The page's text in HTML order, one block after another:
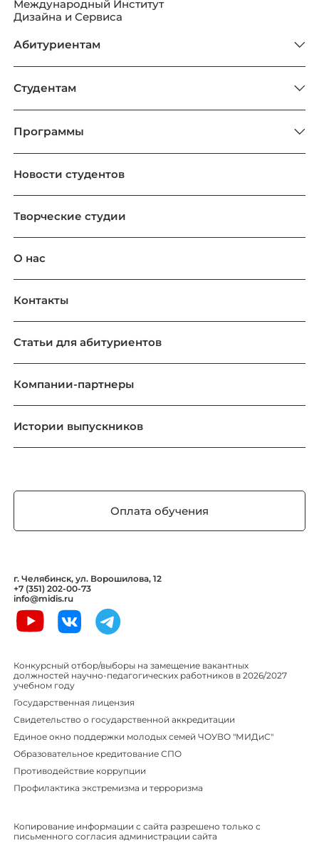
Международный Институт
Дизайна и Сервиса
Новости студентов
Творческие студии
О нас
Контакты
Статьи для абитуриентов
Компании-партнеры
Истории выпускников
Программы
Абитуриентам
Студентам
Оплата обучения
г. Челябинск, ул. Ворошилова, 12
+7 (351) 202-00-73
info@midis.ru
Конкурсный отбор/выборы на замещение вакантных
должностей научно-педагогических работников в 2026/2027
учебном году
Государственная лицензия
Свидетельство о государственной аккредитации
Единое окно поддержки молодых семей ЧОУВО "МИДиС"
Образовательное кредитование СПО
Противодействие коррупции
Профилактика экстремизма и терроризма
Копирование информации с сайта разрешено только с
письменного согласия администрации сайта